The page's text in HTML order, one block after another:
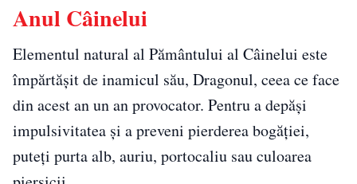
Anul Câinelui
Elementul natural al Pământului al Câinelui este
împărtășit de inamicul său, Dragonul, ceea ce face
din acest an un an provocator. Pentru a depăși
impulsivitatea și a preveni pierderea bogăției,
puteți purta alb, auriu, portocaliu sau culoarea